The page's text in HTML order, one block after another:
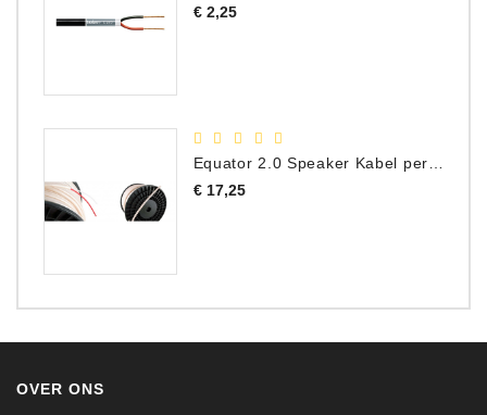
€ 2,25Prijs
Equator 2.0 Speaker Kabel per meter
€ 17,25Prijs
OVER ONS